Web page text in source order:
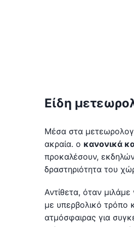
Είδη
Μέσα στα
ακραία. ο κανονικά
προκαλέσουν,
δραστηριότητα του
Αντίθετα, όταν
με υπερβολικό τρόπο
ατμόσφαιρας για